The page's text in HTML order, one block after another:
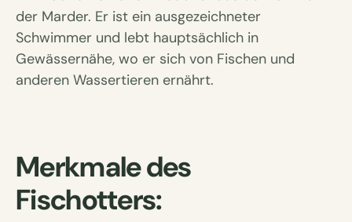
der Marder. Er ist ein ausgezeichneter
Schwimmer und lebt hauptsächlich in
Gewässernähe, wo er sich von Fischen und
anderen Wassertieren ernährt.
Merkmale des
Fischotters: